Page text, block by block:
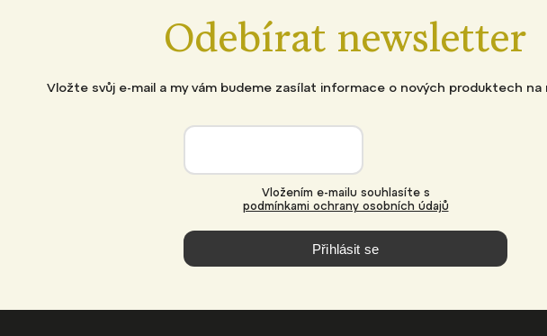
Odebírat newsletter
Vložte svůj e-mail a my vám budeme zasílat informace o nových produktech na
podmínkami ochrany osobních údajů
Přihlásit se